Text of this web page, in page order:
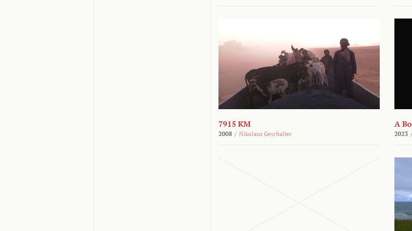
7915 KM
2008 / Nikolaus Geyrhalter
A
2023